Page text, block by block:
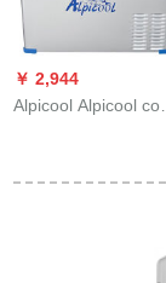
￥ 2,944
Alpicool Alpicool cool
家兼用冷凍蔵箱12 V
レッソ冷凍/乗用車/ト